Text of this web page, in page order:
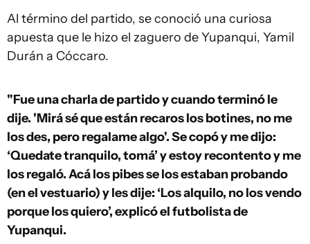
Al término del partido, se conoció una curiosa
apuesta que le hizo el zaguero de Yupanqui, Yamil
Durán a Cóccaro.
"Fue una charla de partido y cuando terminó le
dije. 'Mirá sé que están recaros los botines, no me
los des, pero regalame algo'. Se copó y me dijo:
‘Quedate tranquilo, tomá’ y estoy recontento y me
los regaló. Acá los pibes se los estaban probando
(en el vestuario) y les dije: ‘Los alquilo, no los vendo
porque los quiero’, explicó el futbolista de
Yupanqui.